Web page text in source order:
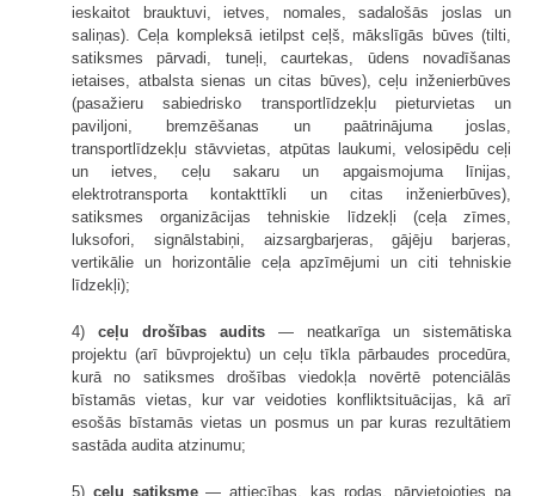
ieskaitot brauktuvi, ietves, nomales, sadalošās joslas un
saliņas). Ceļa kompleksā ietilpst ceļš, mākslīgās būves (tilti,
satiksmes pārvadi, tuneļi, caurtekas, ūdens novadīšanas
ietaises, atbalsta sienas un citas būves), ceļu inženierbūves
(pasažieru sabiedrisko transportlīdzekļu pieturvietas un
paviljoni, bremzēšanas un paātrinājuma joslas,
transportlīdzekļu stāvvietas, atpūtas laukumi, velosipēdu ceļi
un ietves, ceļu sakaru un apgaismojuma līnijas,
elektrotransporta kontakttīkli un citas inženierbūves),
satiksmes organizācijas tehniskie līdzekļi (ceļa zīmes,
luksofori, signālstabiņi, aizsargbarjeras, gājēju barjeras,
vertikālie un horizontālie ceļa apzīmējumi un citi tehniskie
līdzekļi);
4) ceļu drošības audits — neatkarīga un sistemātiska
projektu (arī būvprojektu) un ceļu tīkla pārbaudes procedūra,
kurā no satiksmes drošības viedokļa novērtē potenciālās
bīstamās vietas, kur var veidoties konfliktsituācijas, kā arī
esošās bīstamās vietas un posmus un par kuras rezultātiem
sastāda audita atzinumu;
5) ceļu satiksme— attiecības, kas rodas, pārvietojoties pa